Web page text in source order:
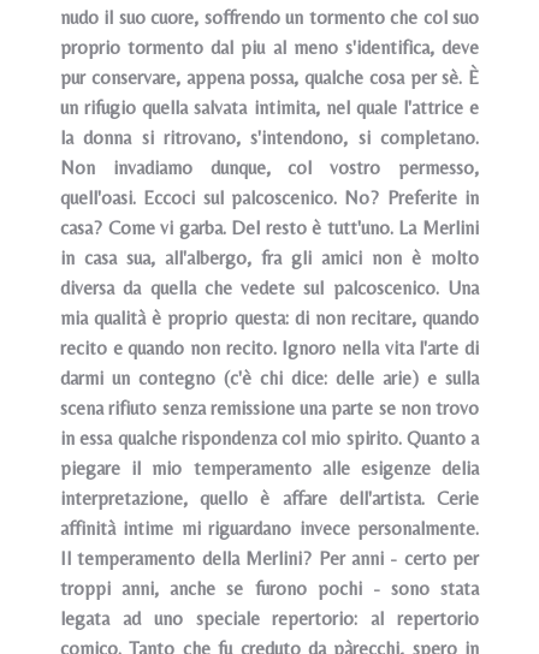
nudo il suo cuore, soffrendo un tormento che col suo
proprio tormento dal piu al meno s'identifica, deve
pur conservare, appena possa, qualche cosa per sè. È
un rifugio quella salvata intimita, nel quale l'attrice e
la donna si ritrovano, s'intendono, si completano.
Non invadiamo dunque, col vostro permesso,
quell'oasi. Eccoci sul palcoscenico. No? Preferite in
casa? Come vi garba. Del resto è tutt'uno. La Merlini
in casa sua, all'albergo, fra gli amici non è molto
diversa da quella che vedete sul palcoscenico. Una
mia qualità è proprio questa: di non recitare, quando
recito e quando non recito. Ignoro nella vita l'arte di
darmi un contegno (c'è chi dice: delle arie) e sulla
scena rifiuto senza remissione una parte se non trovo
in essa qualche rispondenza col mio spirito. Quanto a
piegare il mio temperamento alle esigenze delia
interpretazione, quello è affare dell'artista. Cerie
affinità intime mi riguardano invece personalmente.
Il temperamento della Merlini? Per anni - certo per
troppi anni, anche se furono pochi - sono stata
legata ad uno speciale repertorio: al repertorio
comico. Tanto che fu creduto da pàrecchi, spero in